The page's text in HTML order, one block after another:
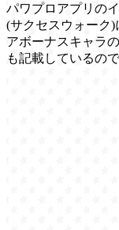
パワプロアプリの
(サクセスウォーク
アボーナスキャラ
も記載しているの